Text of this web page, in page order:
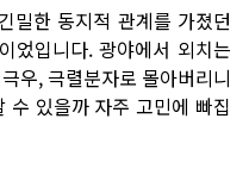
밀한 동지적 관계를 가졌던
었입니다. 광야에서 외치는
우, 극렬분자로 몰아버리니
수 있을까 자주 고민에 빠집